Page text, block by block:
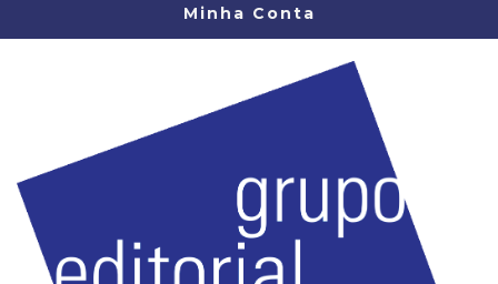
Minha Conta